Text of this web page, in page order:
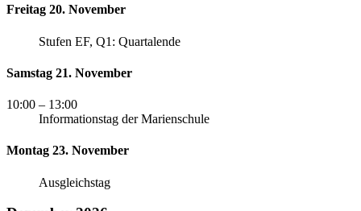
Freitag 20. November
Stufen EF, Q1: Quartalende
Samstag 21. November
10:00 – 13:00
Informationstag der Marienschule
Montag 23. November
Ausgleichstag